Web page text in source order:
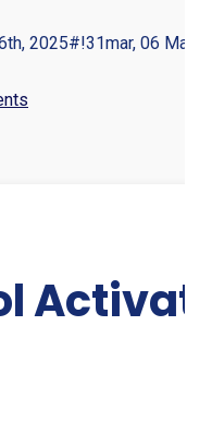
2025#!31mar, 06 Mai